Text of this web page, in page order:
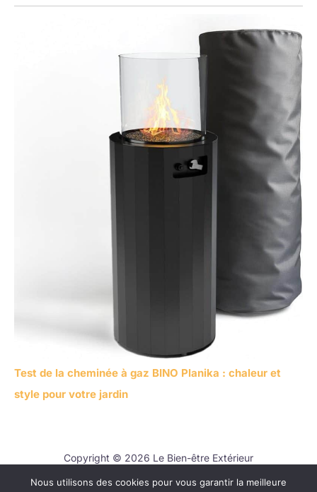
Test de la cheminée à gaz BINO Planika : chaleur et
style pour votre jardin
Copyright © 2026 Le Bien-être Extérieur
Contact
Nous utilisons des cookies pour vous garantir la meilleure